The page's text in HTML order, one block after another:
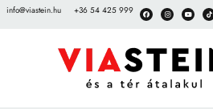
info@viastein.hu +36 54 425 999